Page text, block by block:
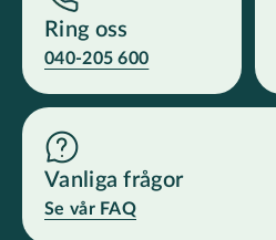
Ring oss
040-205 600
Vanliga frågor
Se vår FAQ